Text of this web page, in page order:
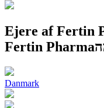
Ejere af Fertin
Fertin Pharma
Danmark